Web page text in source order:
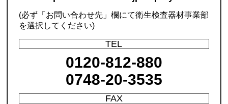
(必ず「お問い合わせ先」欄にて衛生検査器材事業部
を選択してください)
TEL
0120-812-880
0748-20-3535
FAX